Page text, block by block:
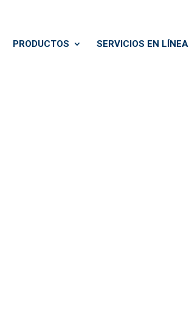
PRODUCTOS SERVICIOS EN LÍNEA